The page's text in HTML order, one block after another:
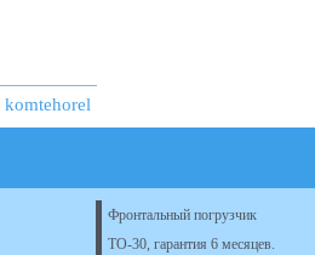
komtehorel
Фронтальный погрузчик
ТО-30, гарантия 6 месяцев.